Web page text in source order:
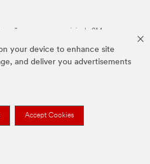
your device to enhance site
and deliver you advertisements
Accept Cookies
são marcas comerciais da 3M.